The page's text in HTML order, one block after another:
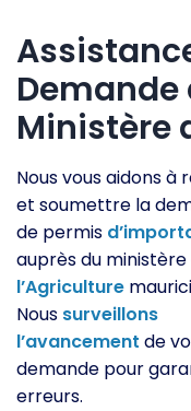
Demande
Ministère
Nous vous aidons à
et soumettre la
de permis
auprès du ministère
l’Agriculture
Nous surveillons
l’avancement de
demande pour
erreurs.